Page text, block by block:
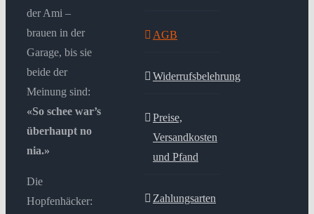
der Ami –
brauen in der
Garage, bis sie
beide der
Meinung sind:
«So schee war’s
überhaupt no
nia.»
Die
Hopfenhäcker:
AGB
Widerrufsbelehrung
Preise,
Versandkosten
und Pfand
Zahlungsarten